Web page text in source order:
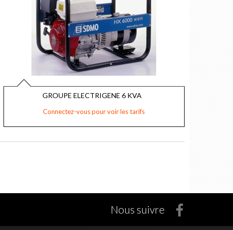
GROUPE ELECTRIGENE 6 KVA
Connectez-vous pour voir les tarifs
Nous suivre